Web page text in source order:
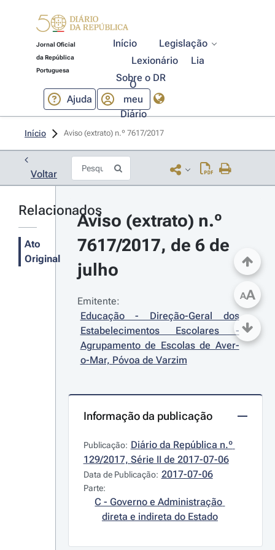
Jornal Oficial
da República
Portuguesa
Início
Legislação
Lexionário
Lia
Sobre o DR
Ajuda
O
meu
Diário
Início Aviso (extrato) n.º 7617/2017
Voltar
Relacionados
Ato
Original
Aviso (extrato) n.º
7617/2017, de 6 de
julho
Emitente:
Educação - Direção-Geral dos
Estabelecimentos Escolares -
Agrupamento de Escolas de Aver-
o-Mar, Póvoa de Varzim
Informação da publicação
Publicação: Diário da República n.º
129/2017, Série II de 2017-07-06
Data de Publicação: 2017-07-06
Parte:
C - Governo e Administração
direta e indireta do Estado
AA